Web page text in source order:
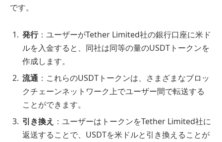
です。
発行：ユーザーがTether Limited社の銀行口座に米ド
ルを入金すると、同社は同等の量のUSDTトークンを
作成します。
流通 ：これらのUSDTトークンは、さまざまなブロッ
クチェーンネットワーク上でユーザー間で転送する
ことができます。
引き換え ：ユーザーはトークンをTether Limited社に
返送することで、USDTを米ドルと引き換えることが